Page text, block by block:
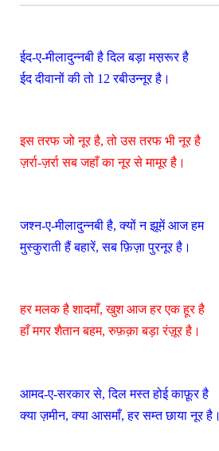
ईद-ए-मीलादुन्नबी है दिल बड़ा मस़रूर है
ईद दीवानों की तो 12 रबीउन्नूर है।
इस तरफ जो नूर है, तो उस तरफ भी नूर है
ज़र्रा-ज़र्रा सब जहाँ का नूर से मामूर है।
जश्न-ए-मीलादुन्नबी है, क्यों न झूमें आज हम
मुस्कुराती हैं बहारें, सब फ़िज़ा पुरनूर है।
हर मलक है शादमाँ, खुश आज हर एक हूर है
हाँ मगर शैतान बहम, रुफ़क़ा बड़ा रंज़ूर है।
आमद-ए-सरकार से, दिल मस्त होई काफ़ूर है
क्या ज़मीन, क्या आसमाँ, हर सम्त छाया नूर है।